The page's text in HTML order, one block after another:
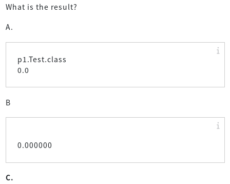
What is the result?
A.
p1.Test.class
0.0
B
0.000000
C.